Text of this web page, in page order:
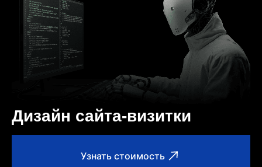
Дизайн сайта-визитки
Узнать стоимость